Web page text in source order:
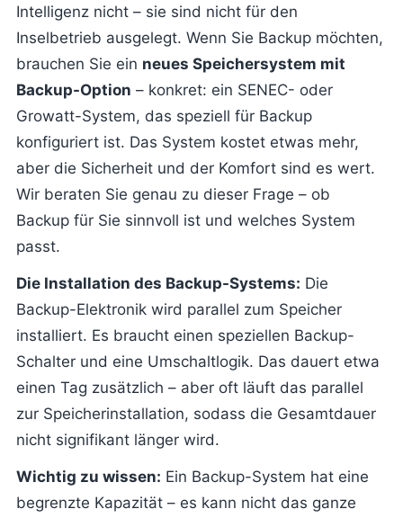
Intelligenz nicht – sie sind nicht für den
Inselbetrieb ausgelegt. Wenn Sie Backup möchten,
brauchen Sie ein neues Speichersystem mit
Backup-Option – konkret: ein SENEC- oder
Growatt-System, das speziell für Backup
konfiguriert ist. Das System kostet etwas mehr,
aber die Sicherheit und der Komfort sind es wert.
Wir beraten Sie genau zu dieser Frage – ob
Backup für Sie sinnvoll ist und welches System
passt.
Die Installation des Backup-Systems: Die
Backup-Elektronik wird parallel zum Speicher
installiert. Es braucht einen speziellen Backup-
Schalter und eine Umschaltlogik. Das dauert etwa
einen Tag zusätzlich – aber oft läuft das parallel
zur Speicherinstallation, sodass die Gesamtdauer
nicht signifikant länger wird.
Wichtig zu wissen: Ein Backup-System hat eine
begrenzte Kapazität – es kann nicht das ganze